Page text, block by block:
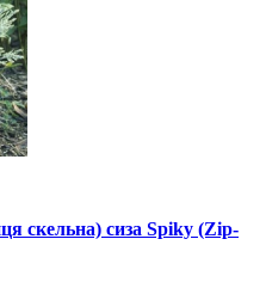
скельна) сиза Spiky (Zip-